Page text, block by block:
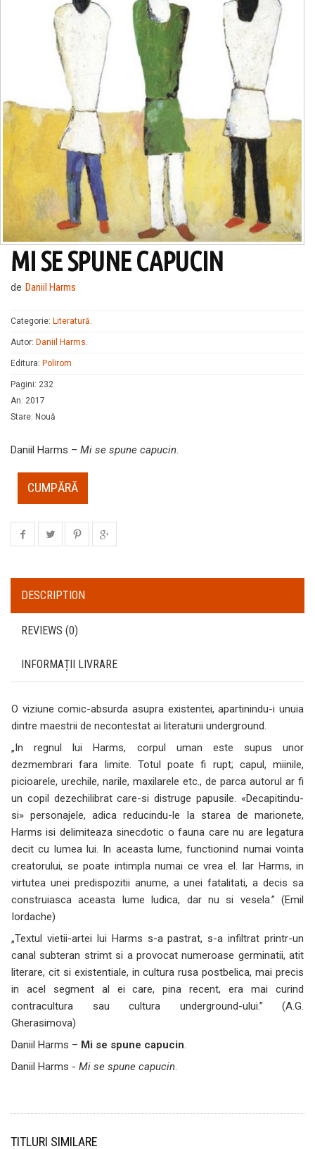
MI SE SPUNE CAPUCIN
de Daniil Harms
Categorie: Literatură.
Autor: Daniil Harms.
Editura: Polirom
Pagini: 232
An: 2017
Stare: Nouă
Daniil Harms – Mi se spune capucin.
CUMPĂRĂ
DESCRIPTION
REVIEWS (0)
INFORMAȚII LIVRARE
O viziune comic-absurda asupra existentei, apartinindu-i unuia
dintre maestrii de necontestat ai literaturii underground.
„In regnul lui Harms, corpul uman este supus unor
dezmembrari fara limite. Totul poate fi rupt; capul, miinile,
picioarele, urechile, narile, maxilarele etc., de parca autorul ar fi
un copil dezechilibrat care-si distruge papusile. «Decapitindu-
si» personajele, adica reducindu-le la starea de marionete,
Harms isi delimiteaza sinecdotic o fauna care nu are legatura
decit cu lumea lui. In aceasta lume, functionind numai vointa
creatorului, se poate intimpla numai ce vrea el. Iar Harms, in
virtutea unei predispozitii anume, a unei fatalitati, a decis sa
construiasca aceasta lume ludica, dar nu si vesela.” (Emil
Iordache)
„Textul vietii-artei lui Harms s-a pastrat, s-a infiltrat printr-un
canal subteran strimt si a provocat numeroase germinatii, atit
literare, cit si existentiale, in cultura rusa postbelica, mai precis
in acel segment al ei care, pina recent, era mai curind
contracultura sau cultura underground-ului.” (A.G.
Gherasimova)
Daniil Harms – Mi se spune capucin.
Daniil Harms - Mi se spune capucin.
TITLURI SIMILARE